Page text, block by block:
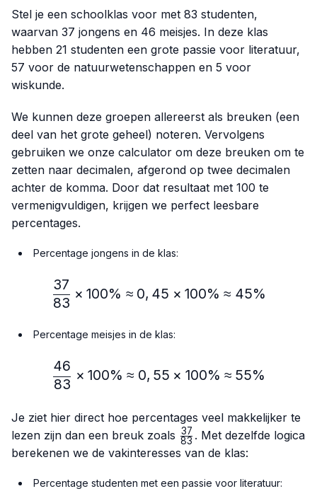
Stel je een schoolklas voor met 83 studenten,
waarvan 37 jongens en 46 meisjes. In deze klas
hebben 21 studenten een grote passie voor literatuur,
57 voor de natuurwetenschappen en 5 voor
wiskunde.
We kunnen deze groepen allereerst als breuken (een
deel van het grote geheel) noteren. Vervolgens
gebruiken we onze calculator om deze breuken om te
zetten naar decimalen, afgerond op twee decimalen
achter de komma. Door dat resultaat met 100 te
vermenigvuldigen, krijgen we perfect leesbare
percentages.
Percentage jongens in de klas:
\frac{37}{83} × 100\%
83
37
× 100% ≈ 0, 45 × 100% ≈ 45%
Percentage meisjes in de klas:
\frac{46}{83} × 100\%
83
46
× 100% ≈ 0, 55 × 100% ≈ 55%
Je ziet hier direct hoe percentages veel makkelijker te
lezen zijn dan een breuk zoals \frac{37}
{83}
83
37 . Met dezelfde logica
berekenen we de vakinteresses van de klas:
Percentage studenten met een passie voor literatuur: